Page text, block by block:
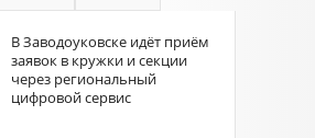
В Заводоуковске идёт приём
заявок в кружки и секции
через региональный
цифровой сервис